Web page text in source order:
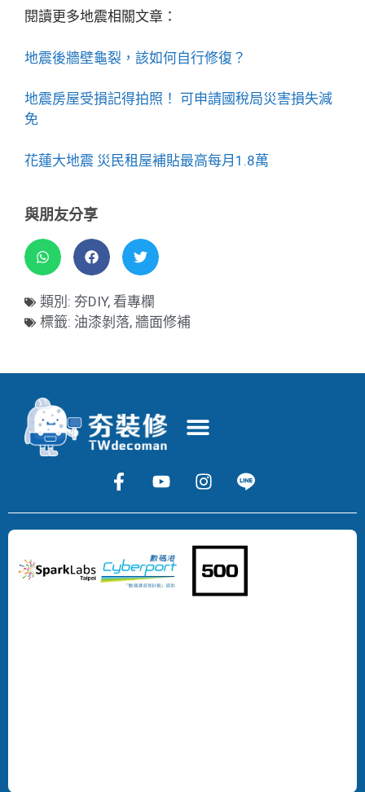
閱讀更多地震相關文章：
地震後牆壁龜裂，該如何自行修復？
地震房屋受損記得拍照！ 可申請國稅局災害損失減
免
花蓮大地震 災民租屋補貼最高每月1.8萬
與朋友分享
類別: 夯DIY, 看專欄
標籤: 油漆剝落, 牆面修補
Copyright
2024
DECOMAN
載